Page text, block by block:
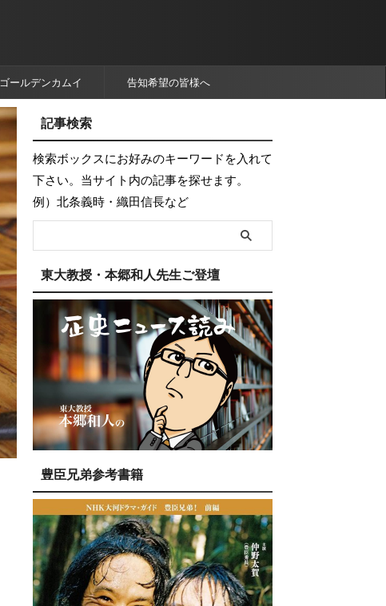
ゴールデンカムイ 告知希望の皆様へ
記事検索
検索ボックスにお好みのキーワードを入れて
下さい。当サイト内の記事を探せます。
例）北条義時・織田信長など
東大教授・本郷和人先生ご登壇
豊臣兄弟参考書籍